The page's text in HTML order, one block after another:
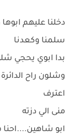
دخلنا عليهم
سلمنا وكعدنا
بدا ابوي يحجي
وشلون راح
اعترف
منى الي دزته
ابو